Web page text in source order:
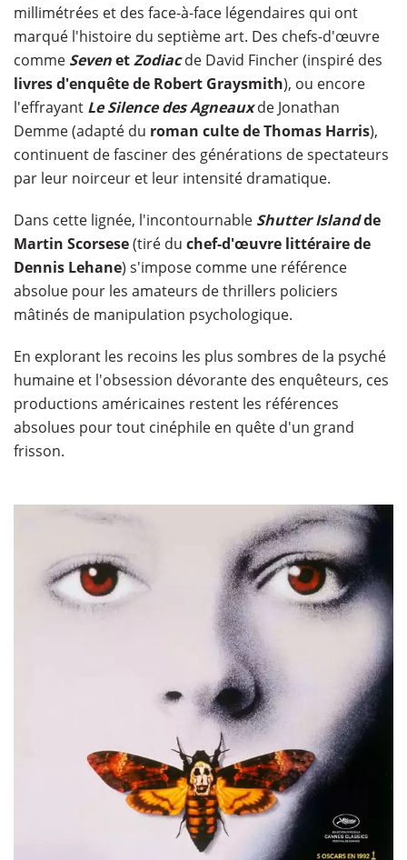
millimétrées et des face-à-face légendaires qui ont
marqué l'histoire du septième art. Des chefs-d'œuvre
comme SevenetZodiacde David Fincher (inspiré des
livres d'enquête de Robert Graysmith), ou encore
l'effrayant Le Silence des Agneauxde Jonathan
Demme (adapté du roman culte de Thomas Harris),
continuent de fasciner des générations de spectateurs
par leur noirceur et leur intensité dramatique.
Dans cette lignée, l'incontournable Shutter Islandde
Martin Scorsese(tiré du chef-d'œuvre littéraire de
Dennis Lehane) s'impose comme une référence
absolue pour les amateurs de thrillers policiers
mâtinés de manipulation psychologique.
En explorant les recoins les plus sombres de la psyché
humaine et l'obsession dévorante des enquêteurs, ces
productions américaines restent les références
absolues pour tout cinéphile en quête d'un grand
frisson.